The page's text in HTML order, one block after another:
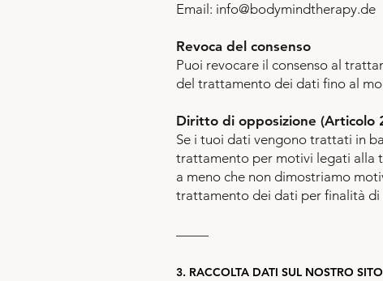
Email: info@bodymindtherapy.de
Revoca del consenso
Puoi revocare il consenso al
del trattamento dei dati fino al
Diritto di opposizione (Articolo
Se i tuoi dati vengono trattati in
trattamento per motivi legati alla
a meno che non dimostriamo
trattamento dei dati per finalità
–––––
3. RACCOLTA DATI SUL NOSTRO SITO